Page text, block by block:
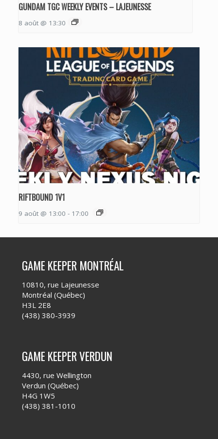
GUNDAM TGC WEEKLY EVENTS – LAJEUNESSE
8 août @ 13:30
RIFTBOUND 1V1
9 août @ 13:00 - 17:00
GAME KEEPER MONTRÉAL
10810, rue Lajeunesse
Montréal (Québec)
H3L 2E8
(438) 380-3939
GAME KEEPER VERDUN
4430, rue Wellington
Verdun (Québec)
H4G 1W5
(438) 381-1010